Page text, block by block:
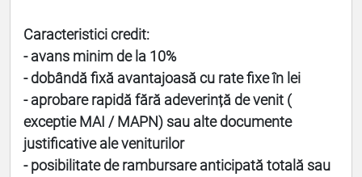
Caracteristici credit:
- avans minim de la 10%
- dobândă fixă avantajoasă cu rate fixe în lei
- aprobare rapidă fără adeverință de venit (
exceptie MAI / MAPN) sau alte documente
justificative ale veniturilor
- posibilitate de rambursare anticipată totală sau